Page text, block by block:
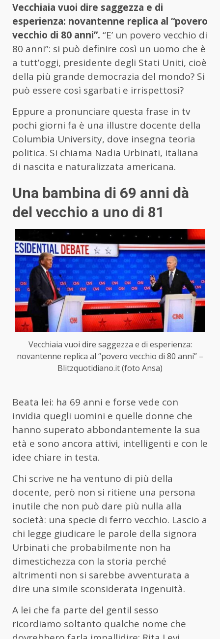
Vecchiaia vuoi dire saggezza e di
esperienza: novantenne replica al “povero
vecchio di 80 anni”. “E’ un povero vecchio di
80 anni”: si può definire così un uomo che è
a tutt’oggi, presidente degli Stati Uniti, cioè
della più grande democrazia del mondo? Si
può essere così sgarbati e irrispettosi?
Eppure a pronunciare questa frase in tv
pochi giorni fa è una illustre docente della
Columbia University, dove insegna teoria
politica. Si chiama Nadia Urbinati, italiana
di nascita e naturalizzata americana.
Una bambina di 69 anni dà
del vecchio a uno di 81
Vecchiaia vuoi dire saggezza e di esperienza:
novantenne replica al “povero vecchio di 80 anni” –
Blitzquotidiano.it (foto Ansa)
Beata lei: ha 69 anni e forse vede con
invidia quegli uomini e quelle donne che
hanno superato abbondantemente la sua
età e sono ancora attivi, intelligenti e con le
idee chiare in testa.
Chi scrive ne ha ventuno di più della
docente, però non si ritiene una persona
inutile che non può dare più nulla alla
società: una specie di ferro vecchio. Lascio a
chi legge giudicare le parole della signora
Urbinati che probabilmente non ha
dimestichezza con la storia perché
altrimenti non si sarebbe avventurata a
dire una simile sconsiderata ingenuità.
A lei che fa parte del gentil sesso
ricordiamo soltanto qualche nome che